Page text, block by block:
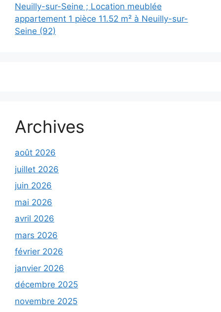
Neuilly-sur-Seine ; Location meublée
appartement 1 pièce 11.52 m² à Neuilly-sur-
Seine (92)
Archives
août 2026
juillet 2026
juin 2026
mai 2026
avril 2026
mars 2026
février 2026
janvier 2026
décembre 2025
novembre 2025